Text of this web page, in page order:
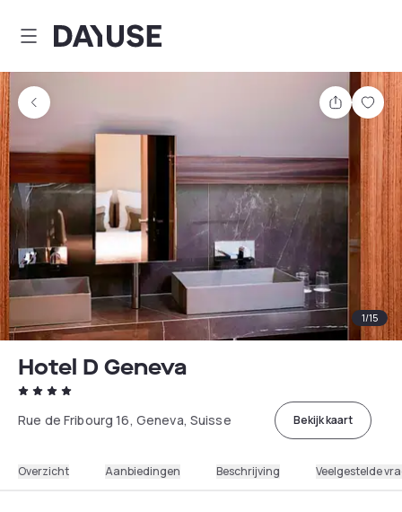
Dayuse
Delen
1/15
Hotel D Geneva
Rue de Fribourg 16, Geneva, Suisse Bekijk kaart
Overzicht Aanbiedingen Beschrijving Veelgestelde